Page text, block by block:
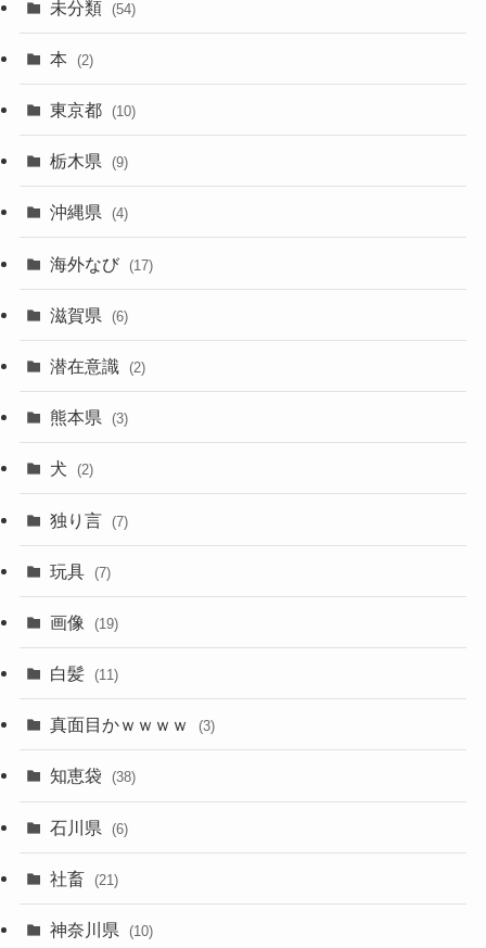
未分類 (54)
本 (2)
東京都 (10)
栃木県 (9)
沖縄県 (4)
海外なび (17)
滋賀県 (6)
潜在意識 (2)
熊本県 (3)
犬 (2)
独り言 (7)
玩具 (7)
画像 (19)
白髪 (11)
真面目かｗｗｗｗ (3)
知恵袋 (38)
石川県 (6)
社畜 (21)
神奈川県 (10)